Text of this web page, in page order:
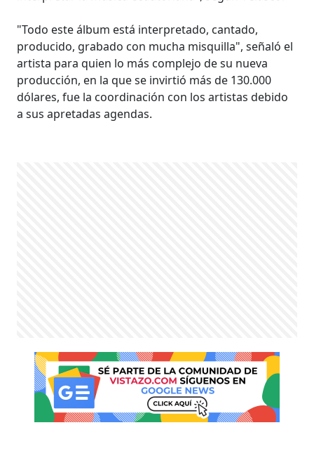
"Todo este álbum está interpretado, cantado,
producido, grabado con mucha misquilla", señaló el
artista para quien lo más complejo de su nueva
producción, en la que se invirtió más de 130.000
dólares, fue la coordinación con los artistas debido
a sus apretadas agendas.